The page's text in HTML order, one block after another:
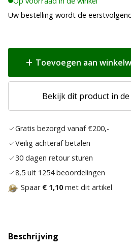
Uw bestelling wordt de
Toevoegen aan
Bekijk dit product in
Gratis bezorgd vanaf €200,-
Veilig achteraf betalen
30 dagen retour sturen
8,5 uit 1254 beoordelingen
Spaar € 1,10met dit artikel
Beschrijving